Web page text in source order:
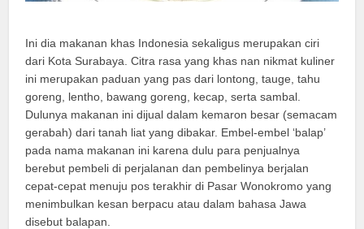
Ini dia makanan khas Indonesia sekaligus merupakan ciri
dari Kota Surabaya. Citra rasa yang khas nan nikmat kuliner
ini merupakan paduan yang pas dari lontong, tauge, tahu
goreng, lentho, bawang goreng, kecap, serta sambal.
Dulunya makanan ini dijual dalam kemaron besar (semacam
gerabah) dari tanah liat yang dibakar. Embel-embel ‘balap’
pada nama makanan ini karena dulu para penjualnya
berebut pembeli di perjalanan dan pembelinya berjalan
cepat-cepat menuju pos terakhir di Pasar Wonokromo yang
menimbulkan kesan berpacu atau dalam bahasa Jawa
disebut balapan.